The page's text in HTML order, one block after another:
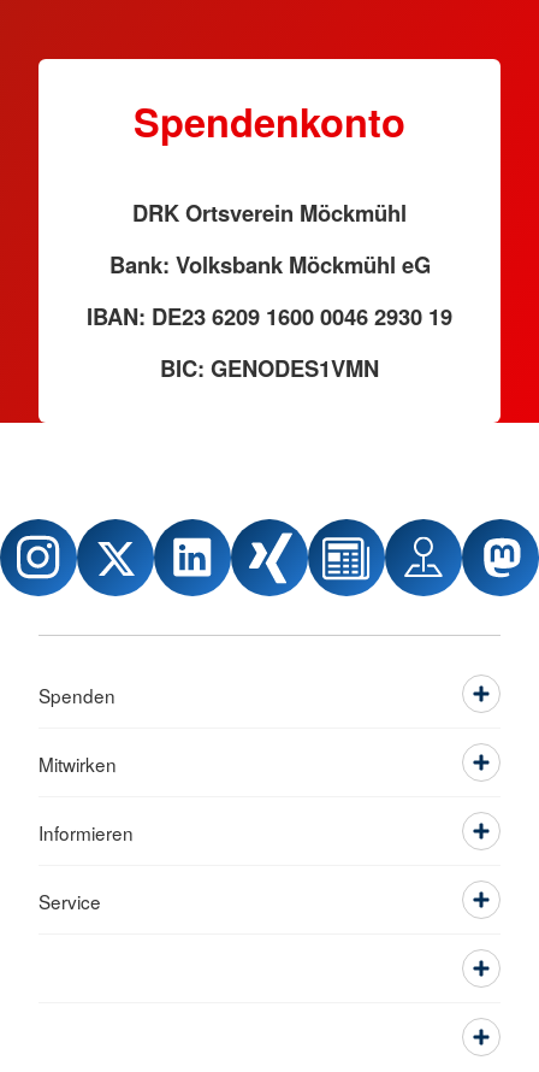
Spendenkonto
DRK Ortsverein Möckmühl
Bank: Volksbank Möckmühl eG
IBAN: DE23 6209 1600 0046 2930 19
BIC: GENODES1VMN
Spenden
Mitwirken
Informieren
Service